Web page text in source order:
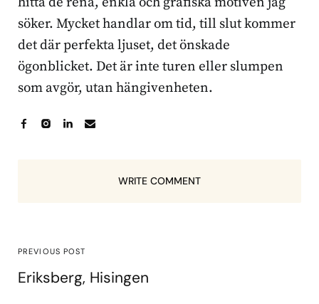
söker. Mycket handlar om tid, till slut kommer
det där perfekta ljuset, det önskade
ögonblicket. Det är inte turen eller slumpen
som avgör, utan hängivenheten.
WRITE COMMENT
PREVIOUS POST
Eriksberg, Hisingen